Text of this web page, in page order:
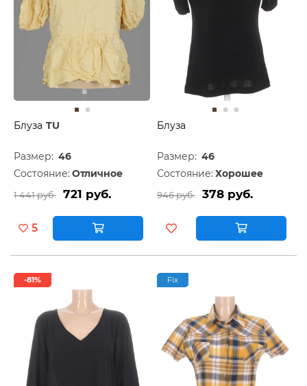
Блуза TU
Размер: 46
Состояние: Отличное
1 441 руб. 721 руб.
5
Блуза
Размер: 46
Состояние: Хорошее
946 руб. 378 руб.
-81% Fix